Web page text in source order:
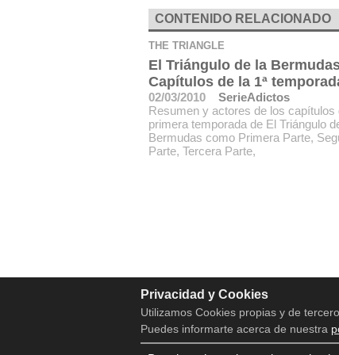
CONTENIDO RELACIONADO
THE TRIANGLE
El Triángulo de la
Capítulos de la 1ª
02/03/2010
SerieAdictos
Resumen y actores de los capítulos
primera temporada de El Triángulo
Bermudas como Primera Parte,
Parte, Tercera Parte,
Privacidad y Cookies
Utilizamos Cookies propias y de
Puedes informarte acerca de nuestra